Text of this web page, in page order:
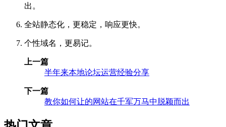
出。
全站静态化，更稳定，响应更快。
个性域名，更易记。
上一篇
半年来本地论坛运营经验分享
下一篇
教你如何让的网站在千军万马中脱颖而出